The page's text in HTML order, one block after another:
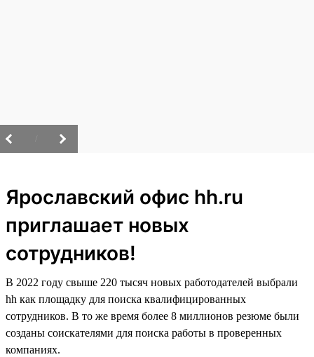
Ярославский офис hh.ru
приглашает новых
сотрудников!
В 2022 году свыше 220 тысяч новых работодателей выбрали
hh как площадку для поиска квалифицированных
сотрудников. В то же время более 8 миллионов резюме были
созданы соискателями для поиска работы в проверенных
компаниях.